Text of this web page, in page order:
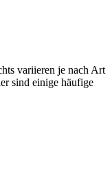
variieren je nach Art
sind einige häufige